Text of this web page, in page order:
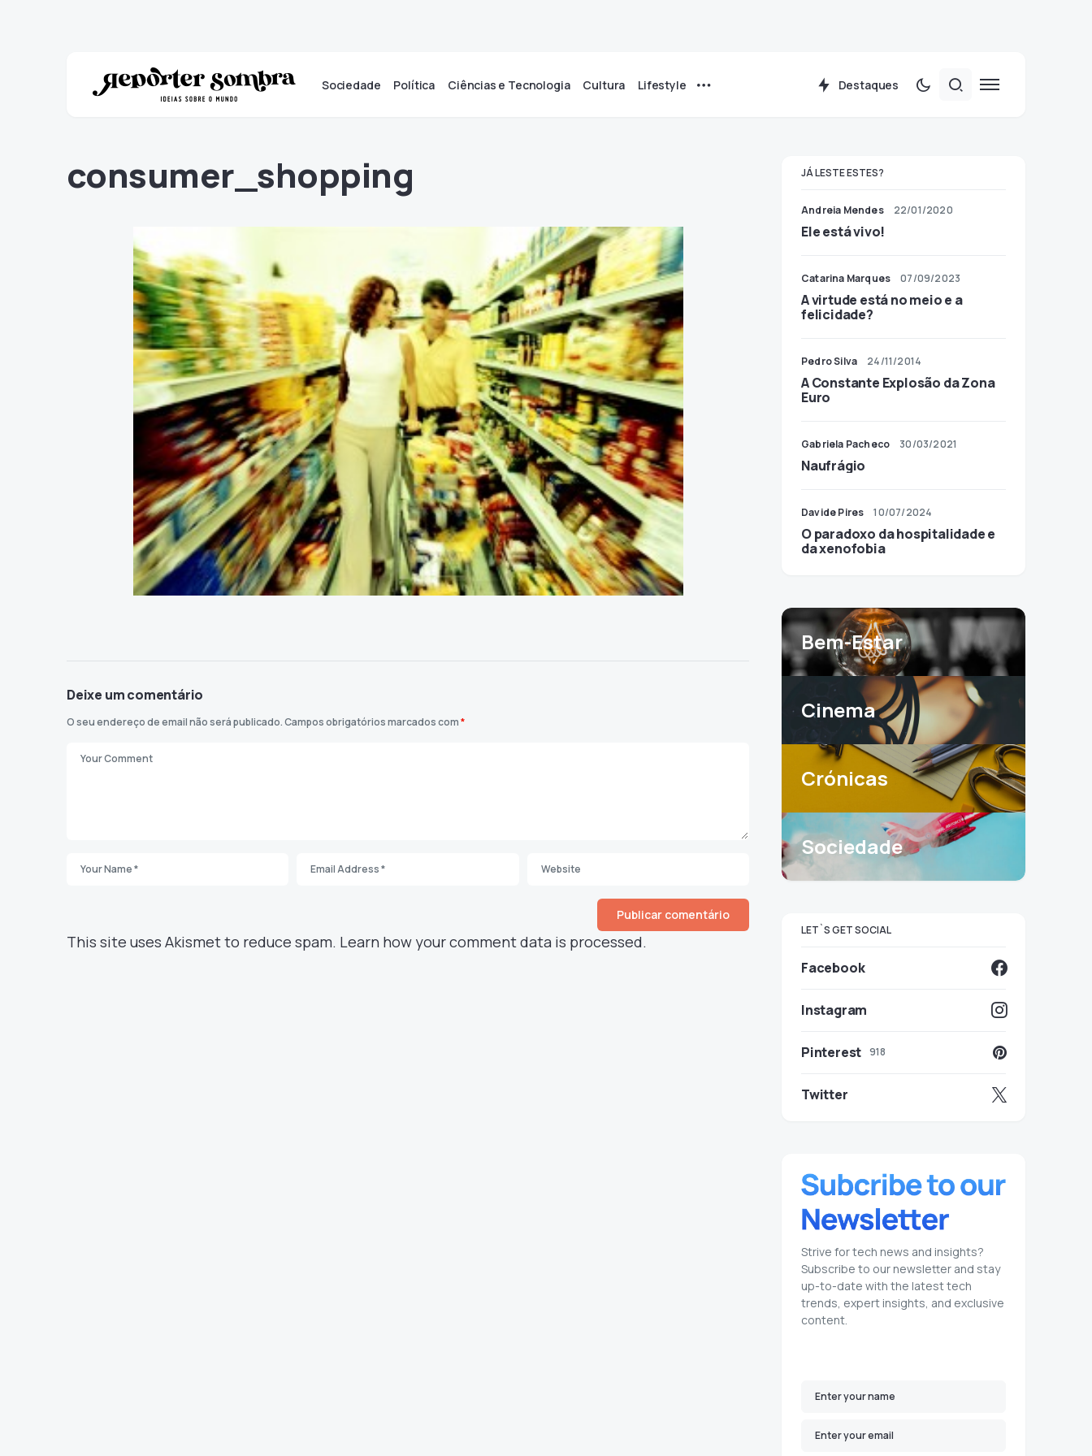
Sociedade Política Ciências e Tecnologia Cultura Lifestyle Destaques
consumer_shopping
Deixe um comentário
O seu endereço de email não será publicado.Campos obrigatórios marcados com*
This site uses Akismet to reduce spam. Learn how your comment data is processed.
JÁ LESTE ESTES?
Andreia Mendes 22/01/2020
Ele está vivo!
Catarina Marques 07/09/2023
A virtude está no meio e a
felicidade?
Pedro Silva 24/11/2014
A Constante Explosão da Zona
Euro
Gabriela Pacheco 30/03/2021
Naufrágio
Davide Pires 10/07/2024
O paradoxo da hospitalidade e
da xenofobia
Bem-Estar
Cinema
Crónicas
Sociedade
LET`S GET SOCIAL
Facebook
Instagram
Pinterest 918
Twitter
Strive for tech news and insights?
Subscribe to our newsletter and stay
up-to-date with the latest tech
trends, expert insights, and exclusive
content.